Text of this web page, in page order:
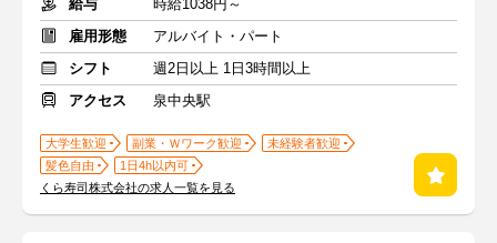
給与
時給1038円～
雇用形態
アルバイト・パート
シフト
週2日以上 1日3時間以上
アクセス
泉中央駅
大学生歓迎 副業・Ｗワーク歓迎
未経験者歓迎
髪色自由
1日4h以内可
くら寿司株式会社の求人一覧を見る